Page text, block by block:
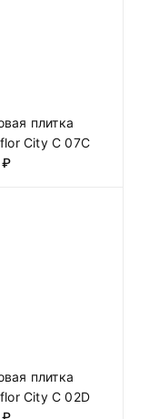
плитка
City C 07C
₽
плитка
City C 02D